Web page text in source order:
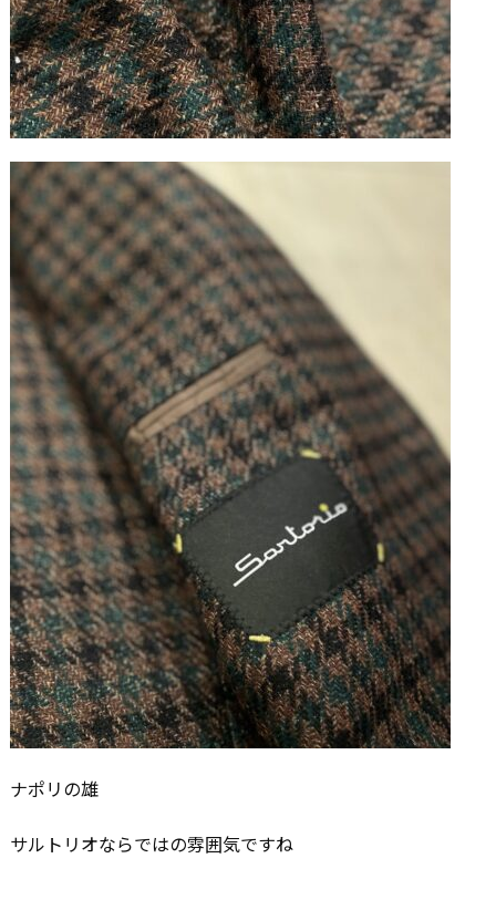
ナポリの雄
サルトリオならではの雰囲気ですね